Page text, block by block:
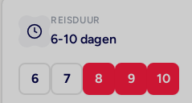
REISDUUR
6-10 dagen
6 7 8 9 10